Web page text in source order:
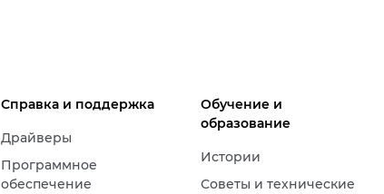
Справка и поддержка
Драйверы
Программное
обеспечение
Обучение и
образование
Истории
Советы и технические